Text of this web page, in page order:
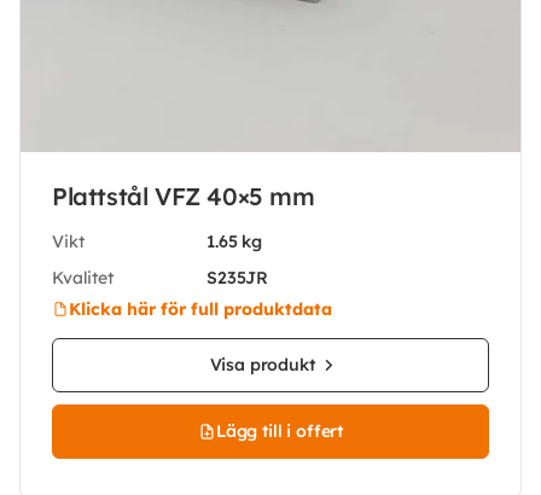
Plattstål VFZ 40×5 mm
Vikt
1.65 kg
Kvalitet
S235JR
Klicka här för full produktdata
Visa produkt
Lägg till i offert